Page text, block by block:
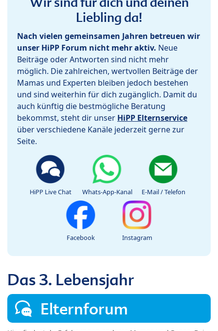
Liebling da!
Nach vielen gemeinsamen Jahren betreuen wir
unser HiPP Forum nicht mehr aktiv. Neue
Beiträge oder Antworten sind nicht mehr
möglich. Die zahlreichen, wertvollen Beiträge der
Mamas und Experten bleiben jedoch bestehen
und sind weiterhin für dich zugänglich. Damit du
auch künftig die bestmögliche Beratung
bekommst, steht dir unser HiPP Elternservice
über verschiedene Kanäle jederzeit gerne zur
Seite.
HiPP Live Chat Whats-App-Kanal E-Mail / Telefon
Facebook Instagram
Das 3. Lebensjahr
Elternforum